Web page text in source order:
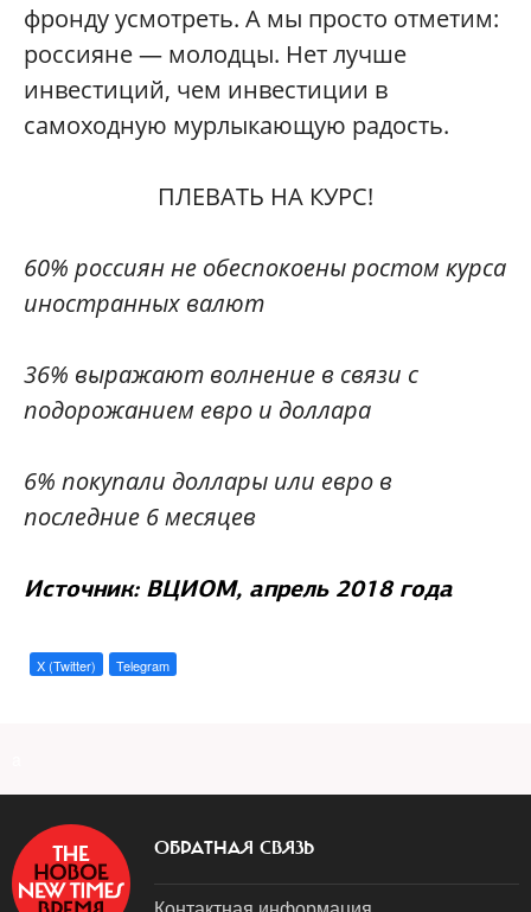
фронду усмотреть. А мы просто отметим:
россияне — молодцы. Нет лучше
инвестиций, чем инвестиции в
самоходную мурлыкающую радость.
ПЛЕВАТЬ НА КУРС!
60% россиян не обеспокоены ростом курса
иностранных валют
36% выражают волнение в связи с
подорожанием евро и доллара
6% покупали доллары или евро в
последние 6 месяцев
Источник: ВЦИОМ, апрель 2018 года
X (Twitter) Telegram
ОБРАТНАЯ СВЯЗЬ